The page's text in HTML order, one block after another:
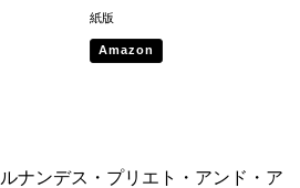
紙版
Amazon
ナンデス・プリエト・アンド・ア